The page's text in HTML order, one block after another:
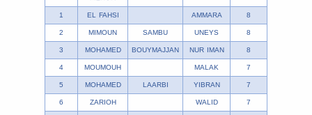
1 EL FAHSI AMMARA 8
2 MIMOUN SAMBU UNEYS 8
3 MOHAMED BOUYMAJJAN NUR IMAN 8
4 MOUMOUH MALAK 7
5 MOHAMED LAARBI YIBRAN 7
6 ZARIOH WALID 7